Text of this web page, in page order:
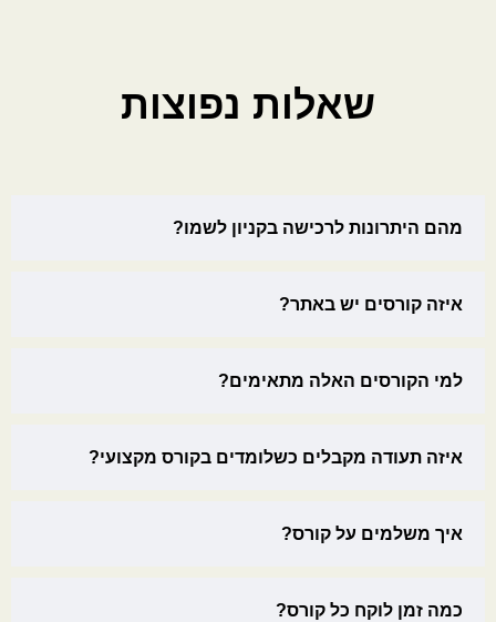
שאלות נפוצות
מהם היתרונות לרכישה בקניון לשמו?
איזה קורסים יש באתר?
למי הקורסים האלה מתאימים?
איזה תעודה מקבלים כשלומדים בקורס מקצועי?
איך משלמים על קורס?
כמה זמן לוקח כל קורס?